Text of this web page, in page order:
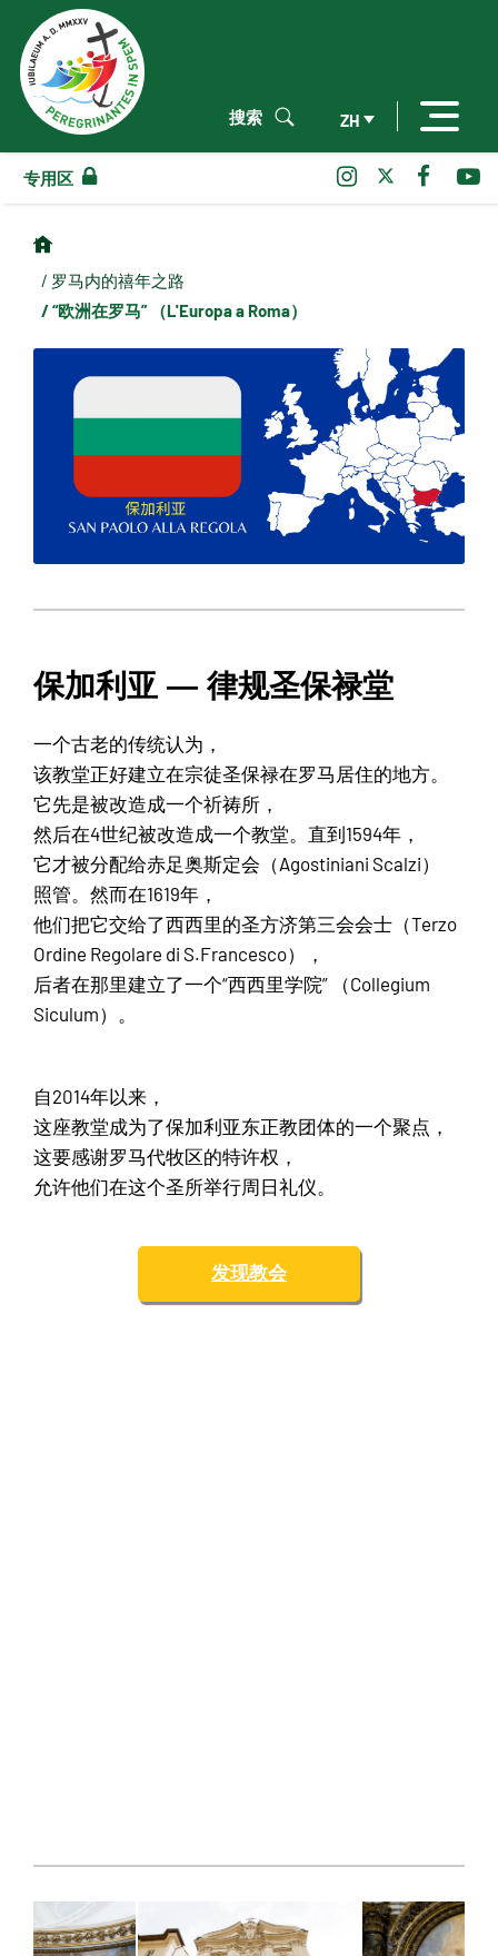
ZH
搜索
专用区
/ 罗马内的禧年之路
/ “欧洲在罗马” （L'Europa a Roma）
保加利亚 — 律规圣保禄堂
一个古老的传统认为，
该教堂正好建立在宗徒圣保禄在罗马居住的地方。
它先是被改造成一个祈祷所，
然后在4世纪被改造成一个教堂。直到1594年，
它才被分配给赤足奥斯定会（Agostiniani Scalzi）
照管。然而在1619年，
他们把它交给了西西里的圣方济第三会会士（Terzo
Ordine Regolare di S.Francesco），
后者在那里建立了一个“西西里学院” （Collegium
Siculum）。
自2014年以来，
这座教堂成为了保加利亚东正教团体的一个聚点，
这要感谢罗马代牧区的特许权，
允许他们在这个圣所举行周日礼仪。
发现教会